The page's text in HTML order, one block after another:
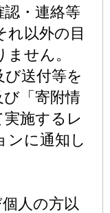
・連絡等
れ以外の目
せん。
送付等を
「寄附情
施するレ
ンに通知し
人の方以